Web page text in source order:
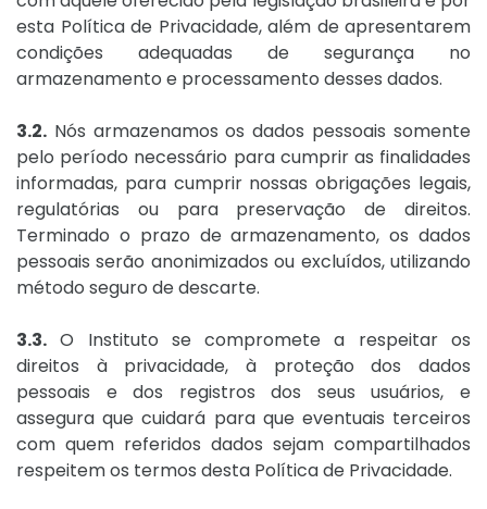
esta Política de Privacidade, além de apresentarem
condições adequadas de segurança no
armazenamento e processamento desses dados.
3.2. Nós armazenamos os dados pessoais somente
pelo período necessário para cumprir as finalidades
informadas, para cumprir nossas obrigações legais,
regulatórias ou para preservação de direitos.
Terminado o prazo de armazenamento, os dados
pessoais serão anonimizados ou excluídos, utilizando
método seguro de descarte.
3.3. O Instituto se compromete a respeitar os
direitos à privacidade, à proteção dos dados
pessoais e dos registros dos seus usuários, e
assegura que cuidará para que eventuais terceiros
com quem referidos dados sejam compartilhados
respeitem os termos desta Política de Privacidade.